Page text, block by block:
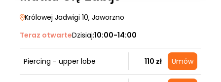
Królowej Jadwigi 10, Jaworzno
Teraz otwarteDzisiaj:10:00-14:00
Piercing - upper lobe 110 zł Umów